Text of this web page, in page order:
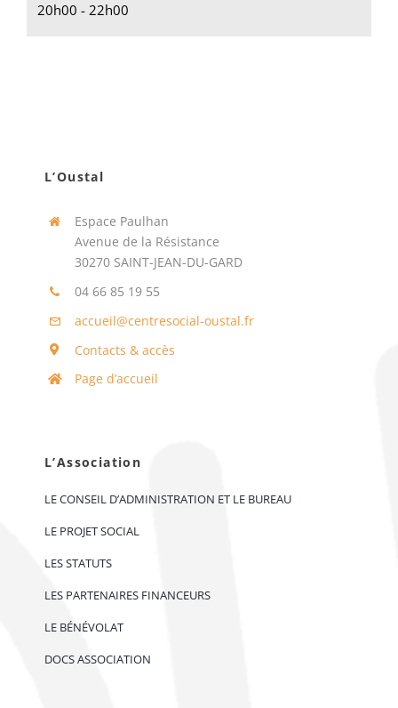
20h00 - 22h00
L’Oustal
Espace Paulhan
Avenue de la Résistance
30270 SAINT-JEAN-DU-GARD
04 66 85 19 55
accueil@centresocial-oustal.fr
Contacts & accès
Page d’accueil
L’Association
LE CONSEIL D’ADMINISTRATION ET LE BUREAU
LE PROJET SOCIAL
LES STATUTS
LES PARTENAIRES FINANCEURS
LE BÉNÉVOLAT
DOCS ASSOCIATION